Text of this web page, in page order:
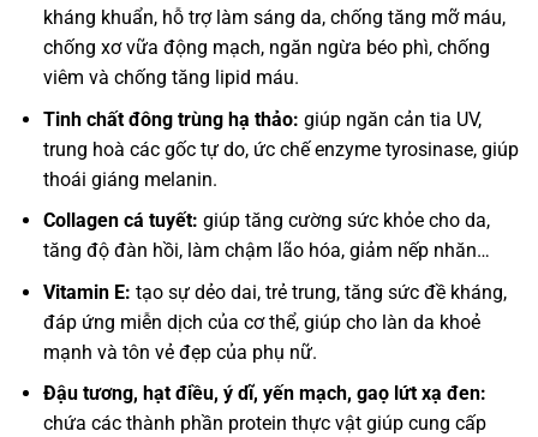
kháng khuẩn, hỗ trợ làm sáng da, chống tăng mỡ máu,
chống xơ vữa động mạch, ngăn ngừa béo phì, chống
viêm và chống tăng lipid máu.
Tinh chất đông trùng hạ thảo: giúp ngăn cản tia UV,
trung hoà các gốc tự do, ức chế enzyme tyrosinase, giúp
thoái giáng melanin.
Collagen cá tuyết: giúp tăng cường sức khỏe cho da,
tăng độ đàn hồi, làm chậm lão hóa, giảm nếp nhăn…
Vitamin E: tạo sự dẻo dai, trẻ trung, tăng sức đề kháng,
đáp ứng miễn dịch của cơ thể, giúp cho làn da khoẻ
mạnh và tôn vẻ đẹp của phụ nữ.
Đậu tương, hạt điều, ý dĩ, yến mạch, gaọ lứt xạ đen:
chứa các thành phần protein thực vật giúp cung cấp